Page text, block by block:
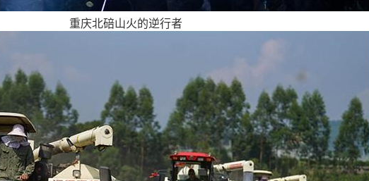
重庆北碚山火的逆行者